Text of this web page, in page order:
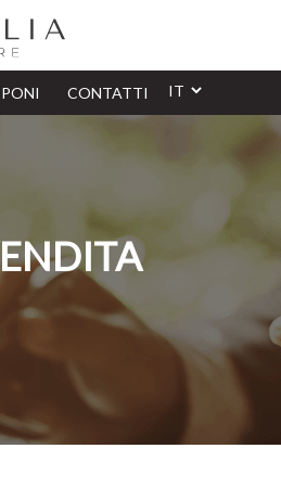
CONTATTI